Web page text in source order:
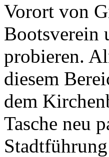
Vorort von
Bootsverein
probieren.
diesem
dem
Tasche neu